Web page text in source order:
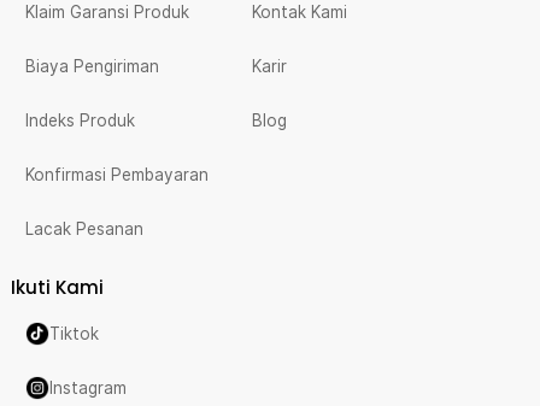
Klaim Garansi Produk
Biaya Pengiriman
Indeks Produk
Konfirmasi Pembayaran
Lacak Pesanan
Kontak Kami
Karir
Blog
Ikuti Kami
Tiktok
Instagram